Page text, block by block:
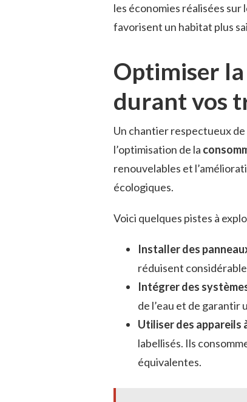
les économies réalisées sur
favorisent un habitat plus
Optimiser
durant vos
Un chantier respectueux
l’optimisation de la
renouvelables et
écologiques.
Voici quelques pistes à
Installer des
réduisent
Intégrer des
de l’eau et de garantir
Utiliser des
labellisés. Ils
équivalentes.